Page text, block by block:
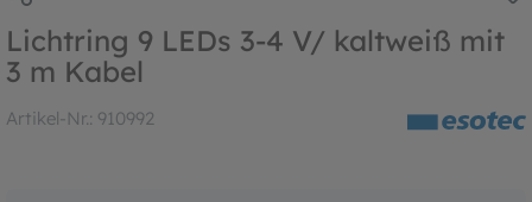
Lichtring 9 LEDs 3-4 V/ kaltweiß mit
3 m Kabel
Artikel-Nr.: 910992